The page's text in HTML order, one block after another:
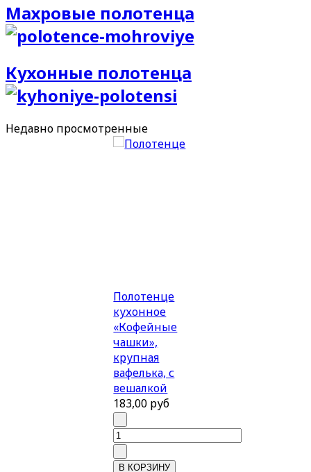
Махровые полотенца
Кухонные полотенца
Недавно просмотренные
Полотенце
кухонное
«Кофейные
чашки»,
крупная
вафелька, с
вешалкой
183,00 руб